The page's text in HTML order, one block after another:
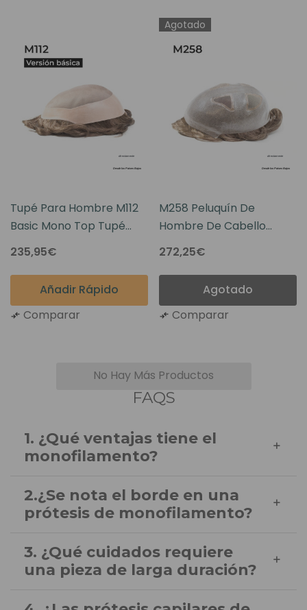
Tupé Para Hombre M112
Basic Mono Top Tupé
Para Hombre - Versión
Básica
235,95€
Añadir Rápido
Comparar
Agotado
M258 Peluquín De
Hombre De Cabello
Humano Con Base De Piel
Y Parte Superior De
Monofilamento
272,25€
Agotado
Comparar
No Hay Más Productos
FAQS
1. ¿Qué ventajas tiene el
monofilamento?
El monofilamento es el material más robusto
entre nuestras bases deprótesis capilares
y soporte una densidad de cabello alta, esta
base de malla es la inversión más inteligente.
2.¿Se nota el borde en una
prótesis de monofilamento?
Hay formas de evitar que laprótesis capilar de
monofilamentose note. En Superhairpieces
3. ¿Qué cuidados requiere
una pieza de larga duración?